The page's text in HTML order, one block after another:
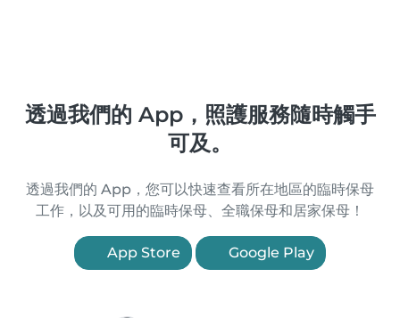
透過我們的 App，照護服務隨時觸手
可及。
透過我們的 App，您可以快速查看所在地區的臨時保母
工作，以及可用的臨時保母、全職保母和居家保母！
App Store Google Play